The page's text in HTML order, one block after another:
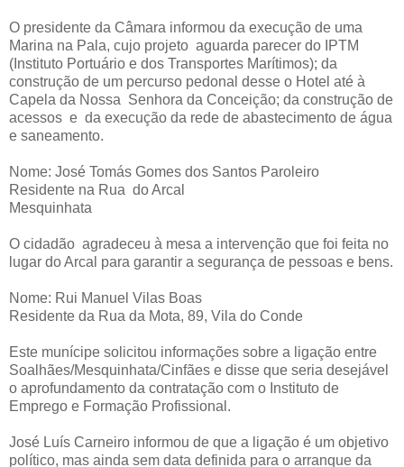
O presidente da Câmara informou da execução de uma
Marina na Pala, cujo projeto aguarda parecer do IPTM
(Instituto Portuário e dos Transportes Marítimos); da
construção de um percurso pedonal desse o Hotel até à
Capela da Nossa Senhora da Conceição; da construção de
acessos e da execução da rede de abastecimento de água
e saneamento.
Nome: José Tomás Gomes dos Santos Paroleiro
Residente na Rua do Arcal
Mesquinhata
O cidadão agradeceu à mesa a intervenção que foi feita no
lugar do Arcal para garantir a segurança de pessoas e bens.
Nome: Rui Manuel Vilas Boas
Residente da Rua da Mota, 89, Vila do Conde
Este munícipe solicitou informações sobre a ligação entre
Soalhães/Mesquinhata/Cinfães e disse que seria desejável
o aprofundamento da contratação com o Instituto de
Emprego e Formação Profissional.
José Luís Carneiro informou de que a ligação é um objetivo
político, mas ainda sem data definida para o arranque da